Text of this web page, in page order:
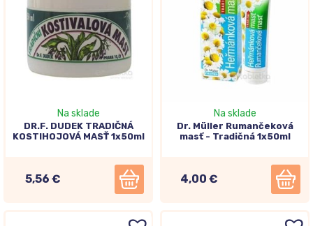
Na sklade
DR.F. DUDEK TRADIČNÁ
KOSTIHOJOVÁ MASŤ 1x50ml
5,56 €
Na sklade
Dr. Müller Rumančeková
masť - Tradičná 1x50ml
4,00 €